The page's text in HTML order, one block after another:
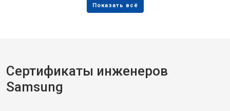
Сертификаты инженеров
Samsung